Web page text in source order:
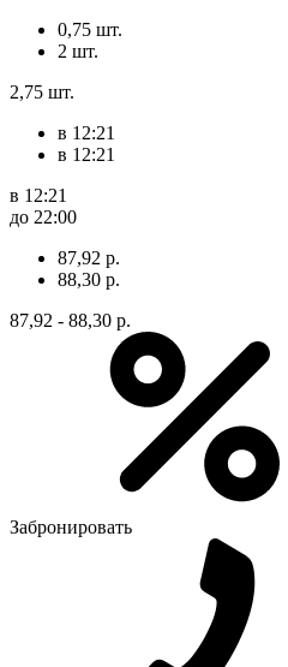
0,75 шт.
2 шт.
2,75 шт.
в 12:21
в 12:21
в 12:21
до 22:00
87,92 р.
88,30 р.
87,92 - 88,30 р.
Забронировать